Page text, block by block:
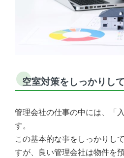
空室対策をしっかりし
管理会社の仕事の中には、「
す。
この基本的な事をしっかりし
すが、良い管理会社は物件を